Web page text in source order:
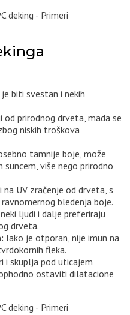
biti svestan i nekih
od prirodnog drveta, mada se
niskih troškova
tamnije boje, može
više nego prirodno
UV zračenje od drveta, s
bledenja boje.
ljudi i dalje preferiraju
drveta.
Iako je otporan, nije imun na
fleka.
i skuplja pod uticajem
ostaviti dilatacione